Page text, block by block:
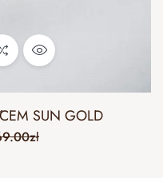
SUN GOLD
zł